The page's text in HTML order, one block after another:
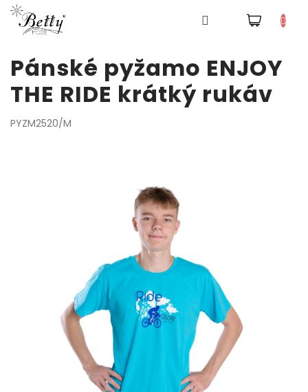
obsah
NÁKUPNÍ
Šaty
Tepláky
a
Pánské pyžamo ENJOY
THE RIDE krátký rukáv
PYZM2520/M